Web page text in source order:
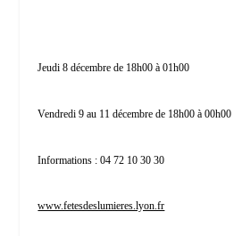
Jeudi 8 décembre de 18h00 à 01h00
Vendredi 9 au 11 décembre de 18h00 à 00h00
Informations : 04 72 10 30 30
www.fetesdeslumieres.lyon.fr